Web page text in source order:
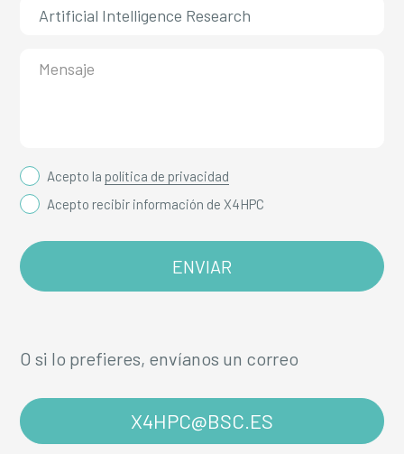
Acepto la política de privacidad
Acepto recibir información de X4HPC
O si lo prefieres, envíanos un correo
X4HPC@BSC.ES